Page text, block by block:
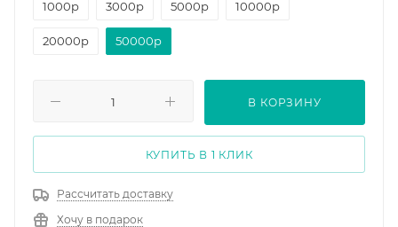
1000p
3000p 5000p 10000p
20000p 50000p
В КОРЗИНУ
КУПИТЬ В 1 КЛИК
Рассчитать доставку
Хочу в подарок